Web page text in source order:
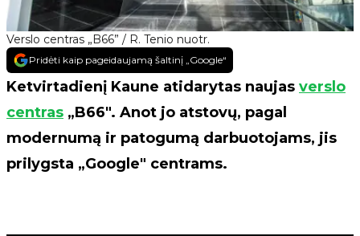
Verslo centras „B66” / R. Tenio nuotr.
Pridėti kaip pageidaujamą šaltinį „Google“
Ketvirtadienį Kaune atidarytas naujas verslo
centras „B66". Anot jo atstovų, pagal
modernumą ir patogumą darbuotojams, jis
prilygsta „Google" centrams.